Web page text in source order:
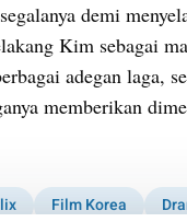
demi
Kim sebagai
adegan laga,
memberikan
Film Korea